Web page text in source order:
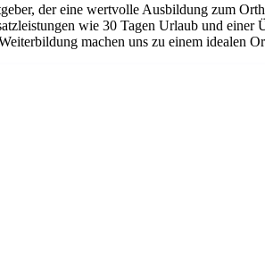
der eine wertvolle Ausbildung zum
wie 30 Tagen Urlaub und einer
machen uns zu einem idealen